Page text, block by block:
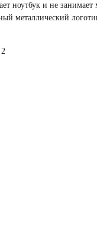
ноутбук и не
металлический